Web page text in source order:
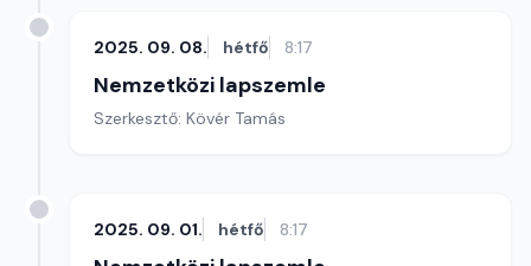
2025. 09. 08. hétfő 8:17
Nemzetközi lapszemle
Szerkesztő: Kövér Tamás
2025. 09. 01. hétfő 8:17